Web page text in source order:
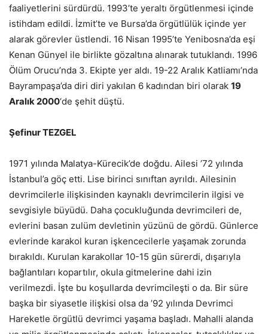
faaliyetlerini sürdürdü. 1993’te yeraltı örgütlenmesi içinde
istihdam edildi. İzmit’te ve Bursa’da örgütlülük içinde yer
alarak görevler üstlendi. 16 Nisan 1995’te Yenibosna’da eşi
Kenan Günyel ile birlikte gözaltına alınarak tutuklandı. 1996
Ölüm Orucu’nda 3. Ekipte yer aldı. 19-22 Aralık Katliamı’nda
Bayrampaşa’da diri diri yakılan 6 kadından biri olarak 19
Aralık 2000‘de şehit düştü.
Şefinur TEZGEL
1971 yılında Malatya-Kürecik’de doğdu. Ailesi ’72 yılında
İstanbul’a göç etti. Lise birinci sınıftan ayrıldı. Ailesinin
devrimcilerle ilişkisinden kaynaklı devrimcilerin ilgisi ve
sevgisiyle büyüdü. Daha çocukluğunda devrimcileri de,
evlerini basan zulüm devletinin yüzünü de gördü. Günlerce
evlerinde karakol kuran işkencecilerle yaşamak zorunda
bırakıldı. Kurulan karakollar 10-15 gün sürerdi, dışarıyla
bağlantıları kopartılır, okula gitmelerine dahi izin
verilmezdi. İşte bu koşullarda devrimcileşti o da. Bir süre
başka bir siyasetle ilişkisi olsa da ’92 yılında Devrimci
Hareketle örgütlü devrimci yaşama başladı. Mahalli alanda